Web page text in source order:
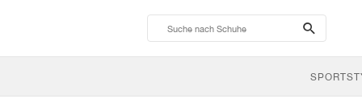
search-
btn